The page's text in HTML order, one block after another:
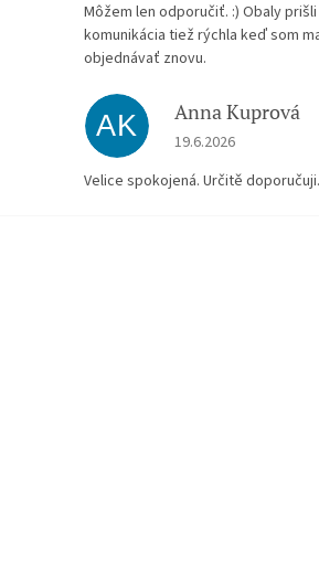
Môžem len odporučiť. :) Obaly
komunikácia tiež rýchla keď som
objednávať znovu.
AK Anna Kuprová
Hodnocení obchodu
19.6.2026
Velice spokojená. Určitě doporučuji.